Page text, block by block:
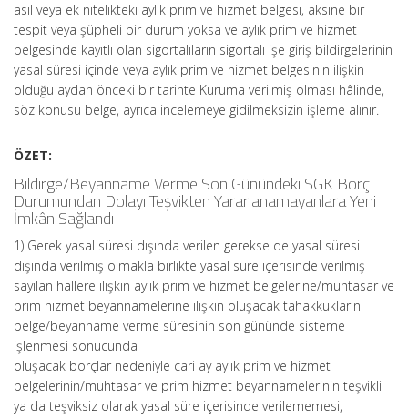
asıl veya ek nitelikteki aylık prim ve hizmet belgesi, aksine bir
tespit veya şüpheli bir durum yoksa ve aylık prim ve hizmet
belgesinde kayıtlı olan sigortalıların sigortalı işe giriş bildirgelerinin
yasal süresi içinde veya aylık prim ve hizmet belgesinin ilişkin
olduğu aydan önceki bir tarihte Kuruma verilmiş olması hâlinde,
söz konusu belge, ayrıca incelemeye gidilmeksizin işleme alınır.
ÖZET:
Bildirge/Beyanname Verme Son Günündeki SGK Borç
Durumundan Dolayı Teşvikten Yararlanamayanlara Yeni
İmkân Sağlandı
1) Gerek yasal süresi dışında verilen gerekse de yasal süresi
dışında verilmiş olmakla birlikte yasal süre içerisinde verilmiş
sayılan hallere ilişkin aylık prim ve hizmet belgelerine/muhtasar ve
prim hizmet beyannamelerine ilişkin oluşacak tahakkukların
belge/beyanname verme süresinin son gününde sisteme
işlenmesi sonucunda
oluşacak borçlar nedeniyle cari ay aylık prim ve hizmet
belgelerinin/muhtasar ve prim hizmet beyannamelerinin teşvikli
ya da teşviksiz olarak yasal süre içerisinde verilememesi,